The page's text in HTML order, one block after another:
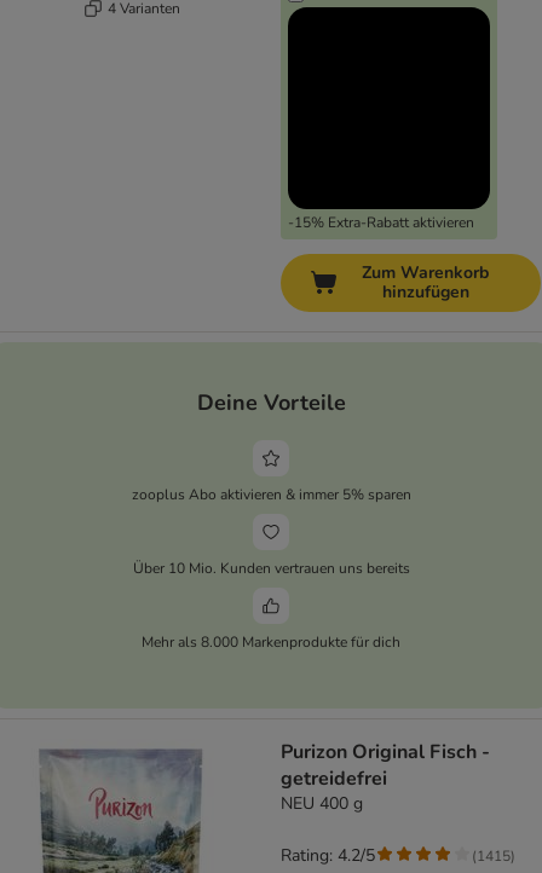
4 Varianten
-15% Extra-Rabatt aktivieren
Zum Warenkorb
hinzufügen
Deine Vorteile
zooplus Abo aktivieren & immer 5% sparen
Über 10 Mio. Kunden vertrauen uns bereits
Mehr als 8.000 Markenprodukte für dich
Purizon Original Fisch -
getreidefrei
NEU 400 g
Rating: 4.2/5 (1415)